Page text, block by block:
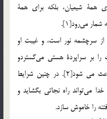
همة شيعيان، بلكه براي همة‌
مي‌رود[1].
از سرچشمه نور است، و غيبت او
بر سراپردة هستي مي‌گستردو
ضلالت و سرگشتگي بندگان خدا را باعث مي شود[2]. در چنين شرايط
مي‌تواند راه نجاتي بگشايد و
را خاموش سازد.